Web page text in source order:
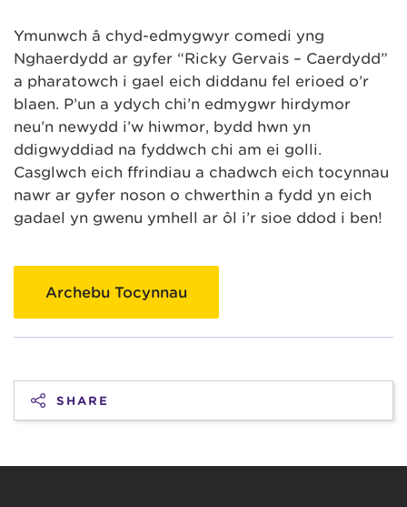
Ymunwch â chyd-edmygwyr comedi yng
Nghaerdydd ar gyfer “Ricky Gervais – Caerdydd”
a pharatowch i gael eich diddanu fel erioed o’r
blaen. P’un a ydych chi’n edmygwr hirdymor
neu’n newydd i’w hiwmor, bydd hwn yn
ddigwyddiad na fyddwch chi am ei golli.
Casglwch eich ffrindiau a chadwch eich tocynnau
nawr ar gyfer noson o chwerthin a fydd yn eich
gadael yn gwenu ymhell ar ôl i’r sioe ddod i ben!
Archebu Tocynnau
SHARE